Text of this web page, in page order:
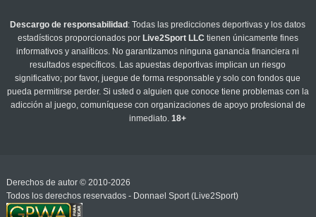
Descargo de responsabilidad : Todas las predicciones deportivas y los datos
estadísticos proporcionados por Live2Sport LLC tienen únicamente fines
informativos y analíticos. No garantizamos ninguna ganancia financiera ni
resultados específicos. Las apuestas deportivas implican un riesgo
significativo; por favor, juegue de forma responsable y solo con fondos que
pueda permitirse perder. Si usted o alguien que conoce tiene problemas con la
adicción al juego, comuníquese con organizaciones de apoyo profesional de
inmediato.18+
Derechos de autor © 2010-2026
Todos los derechos reservados - Donnael Sport (Live2Sport)